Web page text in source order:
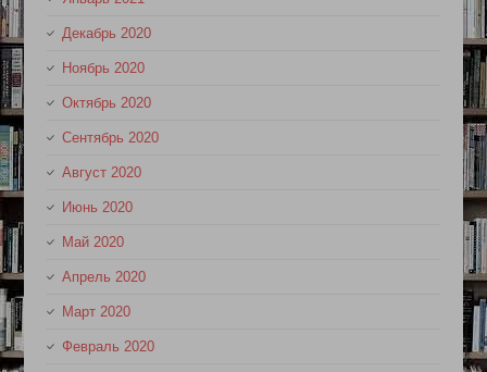
Декабрь 2020
Ноябрь 2020
Октябрь 2020
Сентябрь 2020
Август 2020
Июнь 2020
Май 2020
Апрель 2020
Март 2020
Февраль 2020